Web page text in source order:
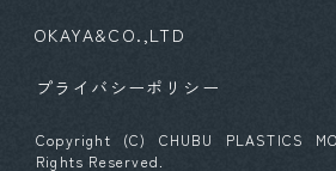
OKAYA&CO.,LTD
プライバシーポリシー
Copyright (C) CHUBU PLASTICS
Rights Reserved.